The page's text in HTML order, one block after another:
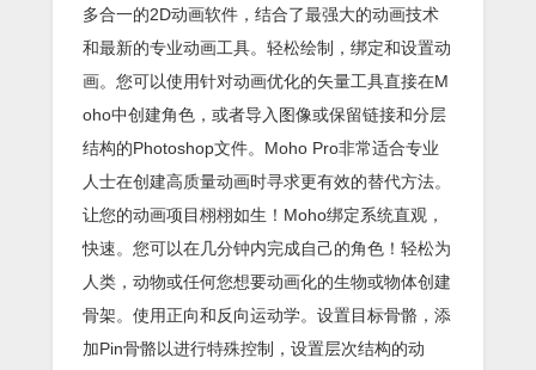
多合一的2D动画软件，结合了最强大的动画技术
和最新的专业动画工具。轻松绘制，绑定和设置动
画。您可以使用针对动画优化的矢量工具直接在M
oho中创建角色，或者导入图像或保留链接和分层
结构的Photoshop文件。Moho Pro非常适合专业
人士在创建高质量动画时寻求更有效的替代方法。
让您的动画项目栩栩如生！Moho绑定系统直观，
快速。您可以在几分钟内完成自己的角色！轻松为
人类，动物或任何您想要动画化的生物或物体创建
骨架。使用正向和反向运动学。设置目标骨骼，添
加Pin骨骼以进行特殊控制，设置层次结构的动